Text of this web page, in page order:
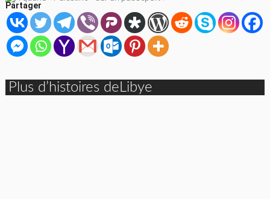
Partager
Plus d’histoires deLibye